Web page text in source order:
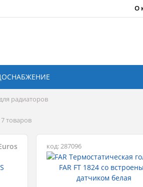
О
радиаторов
7 товаров
код: 287096